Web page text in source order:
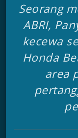
Seorang
ABRI,
kecewa
Honda
area